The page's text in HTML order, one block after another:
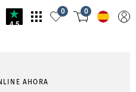
4.5
0 0
AHORA